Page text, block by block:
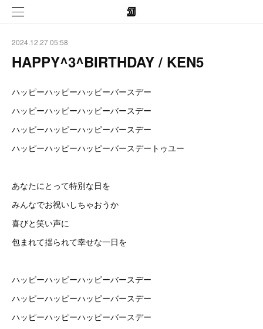
2024.12.27 05:58
HAPPY^3^BIRTHDAY / KEN5
ハッピーハッピーハッピーバースデー
ハッピーハッピーハッピーバースデー
ハッピーハッピーハッピーバースデー
ハッピーハッピーハッピーバースデートゥユー
あなたにとって特別な日を
みんなでお祝いしちゃおうか
喜びと笑い声に
包まれて揺られて幸せな一日を
ハッピーハッピーハッピーバースデー
ハッピーハッピーハッピーバースデー
ハッピーハッピーハッピーバースデー